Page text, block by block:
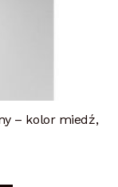
– kolor miedź,